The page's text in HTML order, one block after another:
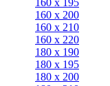
160 х 195
160 х 200
160 x 210
160 x 220
180 х 190
180 х 195
180 х 200